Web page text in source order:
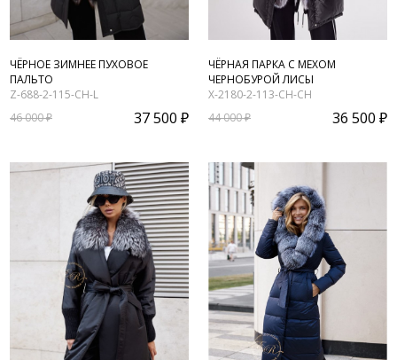
ЧЁРНОЕ ЗИМНЕЕ ПУХОВОЕ
ПАЛЬТО
Z-688-2-115-CH-L
46 000 ₽
37 500 ₽
ЧЁРНАЯ ПАРКА С МЕХОМ
ЧЕРНОБУРОЙ ЛИСЫ
X-2180-2-113-CH-CH
44 000 ₽
36 500 ₽